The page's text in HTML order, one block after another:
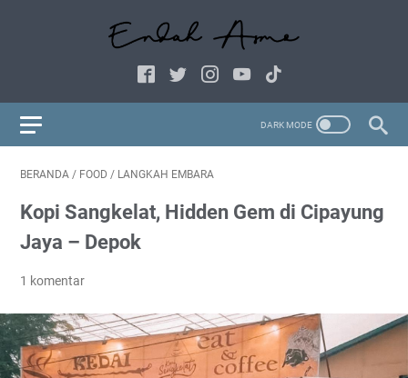
BERANDA / FOOD / LANGKAH EMBARA
Kopi Sangkelat, Hidden Gem di Cipayung
Jaya – Depok
1 komentar